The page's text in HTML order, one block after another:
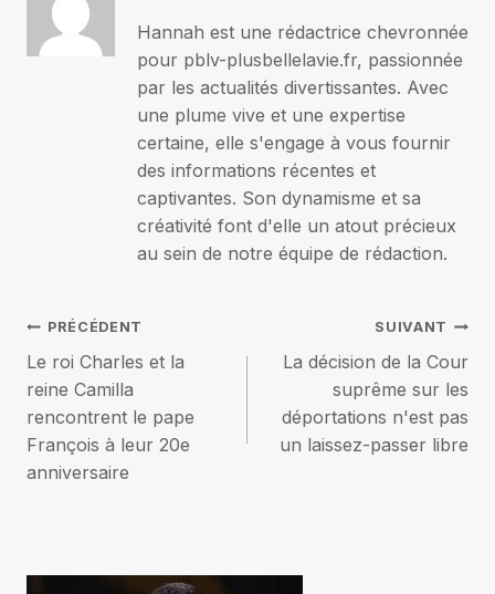
Hannah est une rédactrice chevronnée
pour pblv-plusbellelavie.fr, passionnée
par les actualités divertissantes. Avec
une plume vive et une expertise
certaine, elle s'engage à vous fournir
des informations récentes et
captivantes. Son dynamisme et sa
créativité font d'elle un atout précieux
au sein de notre équipe de rédaction.
Navigation
de
l’article
PRÉCÉDENT
Le roi Charles et la
reine Camilla
rencontrent le pape
François à leur 20e
anniversaire
SUIVANT
La décision de la Cour
suprême sur les
déportations n'est pas
un laissez-passer libre